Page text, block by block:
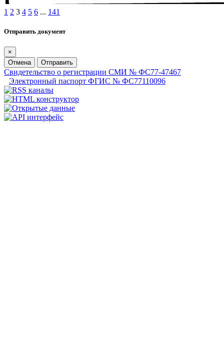
1 2 3 4 5 6 ... 141
Отправить документ
×
Отмена
Отправить
Свидетельство о регистрации СМИ № ФС77-47467
Электронный паспорт ФГИС № ФС77110096